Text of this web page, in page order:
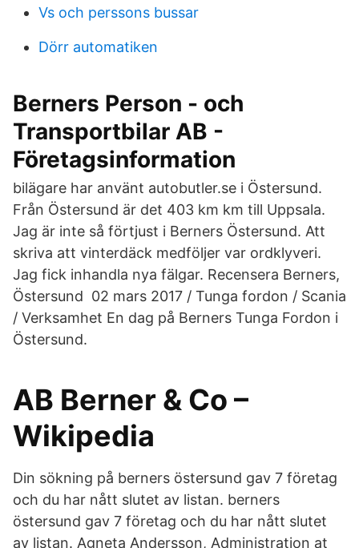
Vs och perssons bussar
Dörr automatiken
Berners Person - och
Transportbilar AB -
Företagsinformation
bilägare har använt autobutler.se i Östersund.
Från Östersund är det 403 km km till Uppsala.
Jag är inte så förtjust i Berners Östersund. Att
skriva att vinterdäck medföljer var ordklyveri.
Jag fick inhandla nya fälgar. Recensera Berners,
Östersund 02 mars 2017 / Tunga fordon / Scania
/ Verksamhet En dag på Berners Tunga Fordon i
Östersund.
AB Berner & Co –
Wikipedia
Din sökning på berners östersund gav 7 företag
och du har nått slutet av listan. berners
östersund gav 7 företag och du har nått slutet
av listan. Agneta Andersson, Administration at